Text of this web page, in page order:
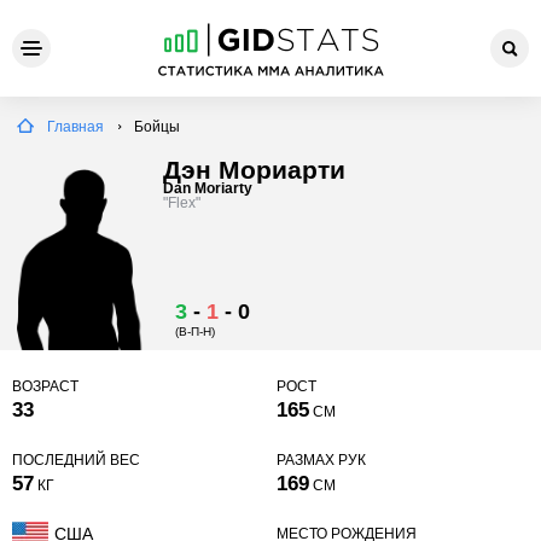
Главная Бойцы
Дэн Мориарти
Dan Moriarty
"Flex"
3 - 1 - 0
(В-П-Н)
ВОЗРАСТ
33
РОСТ
165 СМ
ПОСЛЕДНИЙ ВЕС
57 КГ
РАЗМАХ РУК
169 СМ
США
МЕСТО РОЖДЕНИЯ